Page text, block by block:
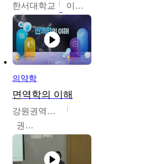
한서대학교 이태연
의약학
면역학의 이해
강원권역센터
권보인